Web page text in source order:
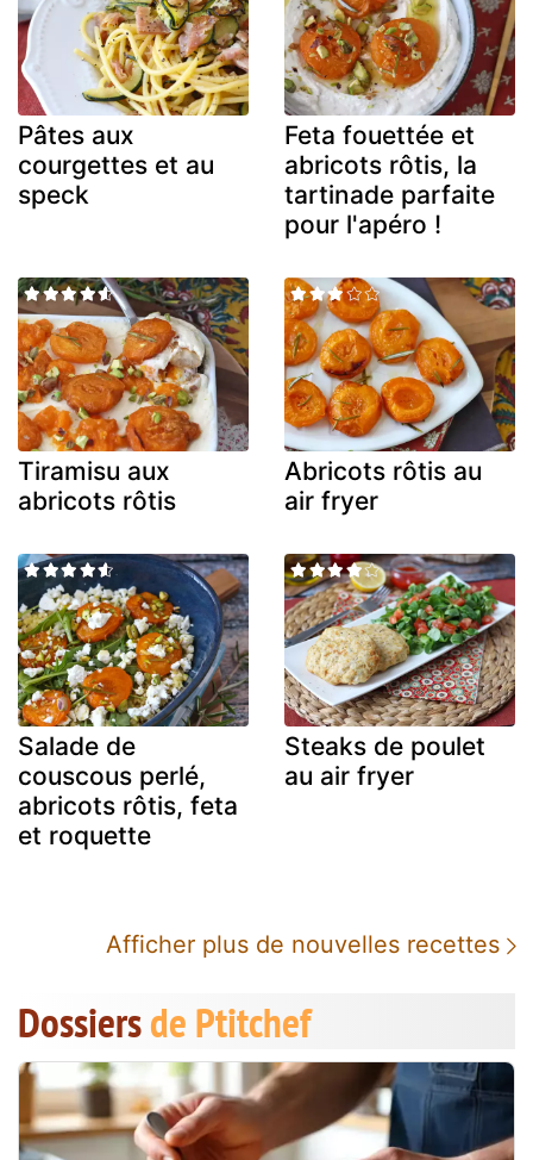
Pâtes aux
courgettes et au
speck
Feta fouettée et
abricots rôtis, la
tartinade parfaite
pour l'apéro !
Tiramisu aux
abricots rôtis
Abricots rôtis au
air fryer
Salade de
couscous perlé,
abricots rôtis, feta
et roquette
Steaks de poulet
au air fryer
Afficher plus de nouvelles recettes
Dossiersde Ptitchef